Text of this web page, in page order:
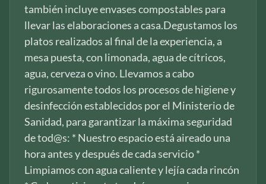
también incluye envases compostables para
llevar las elaboraciones a casa.Degustamos los
platos realizados al final de la experiencia, a
mesa puesta, con limonada, agua de cítricos,
agua, cerveza o vino. Llevamos a cabo
rigurosamente todos los procesos de higiene y
desinfección establecidos por el Ministerio de
Sanidad, para garantizar la máxima seguridad
de tod@s: * Nuestro espacio está aireado una
hora antes y después de cada servicio *
Limpiamos con agua caliente y lejía cada rincón